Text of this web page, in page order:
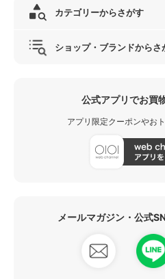
カテゴリーからさがす
ショップ・ブランドからさ
公式アプリでお買
アプリ限定クーポンやお
メールマガジン・公式